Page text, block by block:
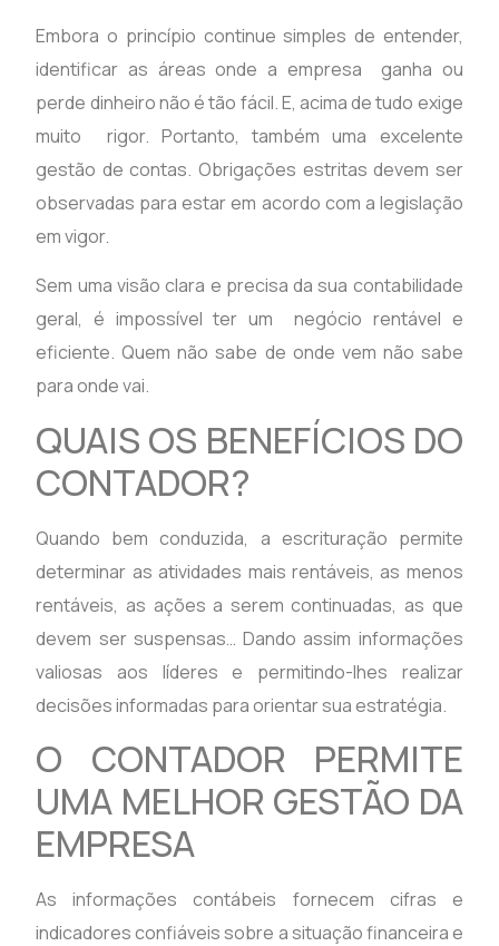
Embora o princípio continue simples de entender,
identificar as áreas onde a empresa ganha ou
perde dinheiro não é tão fácil. E, acima de tudo exige
muito rigor. Portanto, também uma excelente
gestão de contas. Obrigações estritas devem ser
observadas para estar em acordo com a legislação
em vigor.
Sem uma visão clara e precisa da sua contabilidade
geral, é impossível ter um negócio rentável e
eficiente. Quem não sabe de onde vem não sabe
para onde vai.
QUAIS OS BENEFÍCIOS DO
CONTADOR?
Quando bem conduzida, a escrituração permite
determinar as atividades mais rentáveis, as menos
rentáveis, as ações a serem continuadas, as que
devem ser suspensas… Dando assim informações
valiosas aos líderes e permitindo-lhes realizar
decisões informadas para orientar sua estratégia.
O CONTADOR PERMITE
UMA MELHOR GESTÃO DA
EMPRESA
As informações contábeis fornecem cifras e
indicadores confiáveis ​​sobre a situação financeira e